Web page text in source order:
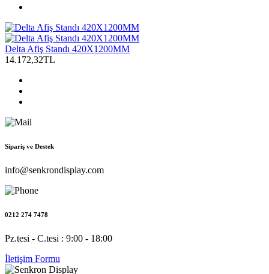
Delta Afiş Standı 420X1200MM
14.172,32TL
Sipariş ve Destek
info@senkrondisplay.com
0212 274 7478
Pz.tesi - C.tesi : 9:00 - 18:00
İletişim Formu